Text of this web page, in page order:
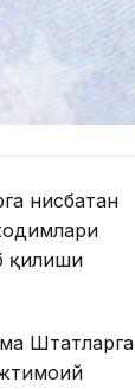
нисбатан
қилиши
Штатларга